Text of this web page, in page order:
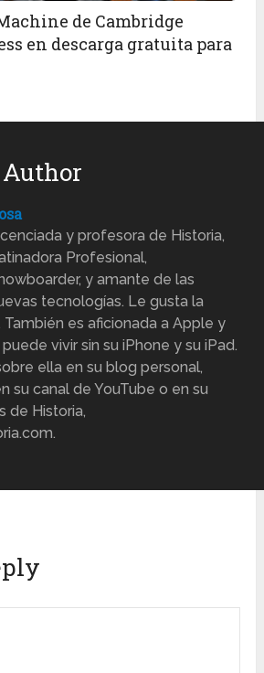
de Cambridge
en descarga gratuita para
y profesora de Historia,
Profesional,
y amante de las
tecnologías. Le gusta la
es aficionada a Apple y
vivir sin su iPhone y su iPad.
ella en su blog personal,
su canal de YouTube o en su
de Historia,